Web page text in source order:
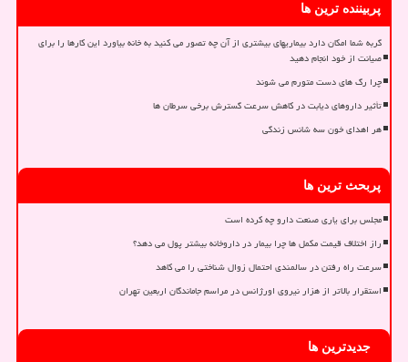
پربیننده ترین ها
گربه شما امکان دارد بیماریهای بیشتری از آن چه تصور می کنید به خانه بیاورد این کارها را برای
صیانت از خود انجام دهید
چرا رگ های دست متورم می شوند
تأثیر داروهای دیابت در کاهش سرعت گسترش برخی سرطان ها
هر اهدای خون سه شانس زندگی
پربحث ترین ها
مجلس برای یاری صنعت دارو چه کرده است
راز اختلاف قیمت مکمل ها چرا بیمار در داروخانه بیشتر پول می دهد؟
سرعت راه رفتن در سالمندی احتمال زوال شناختی را می کاهد
استقرار بالاتر از هزار نیروی اورژانس در مراسم جاماندگان اربعین تهران
جدیدترین ها